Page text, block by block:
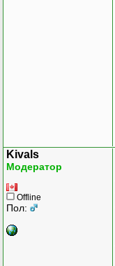
Kivals
Модератор
Offline
Пол: